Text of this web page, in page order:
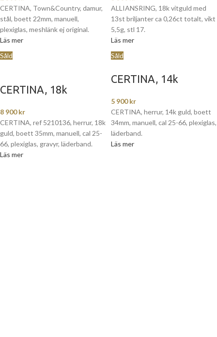
CERTINA, Town&Country, damur,
stål, boett 22mm, manuell,
plexiglas, meshlänk ej original.
Läs mer
ALLIANSRING, 18k vitguld med
13st briljanter ca 0,26ct totalt, vikt
5,5g, stl 17.
Läs mer
Såld
CERTINA, 18k
8 900kr
CERTINA, ref 5210136, herrur, 18k
guld, boett 35mm, manuell, cal 25-
66, plexiglas, gravyr, läderband.
Läs mer
Såld
CERTINA, 14k
5 900kr
CERTINA, herrur, 14k guld, boett
34mm, manuell, cal 25-66, plexiglas,
läderband.
Läs mer